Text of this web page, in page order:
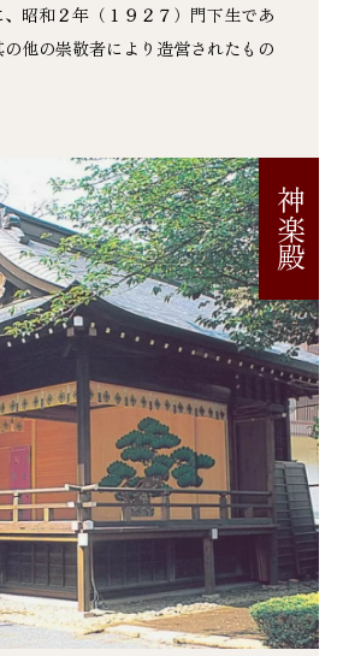
昭和２年（１９２７）門下生であ
の他の崇敬者により造営されたもの
神楽殿